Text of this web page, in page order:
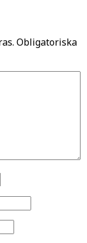
Obligatoriska